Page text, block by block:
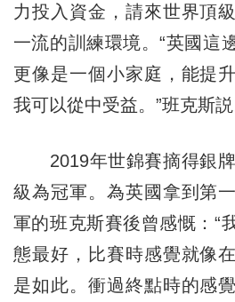
力投入資金，請來世界頂
一流的訓練環境。“英國這
更像是一個小家庭，能提
我可以從中受益。”班克斯説
2019年世錦賽摘得銀牌
級為冠軍。為英國拿到第
軍的班克斯賽後曾感慨：“
態最好，比賽時感覺就像
是如此。衝過終點時的感